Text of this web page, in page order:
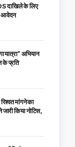
दाखिले के लिए
आवेदन
यात्रा” अभियान
के प्रति
मांगने का
किया नोटिस,